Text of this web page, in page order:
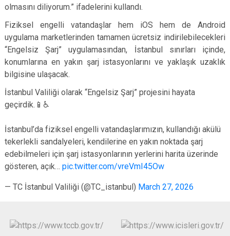
olmasını diliyorum.” ifadelerini kullandı.
Fiziksel engelli vatandaşlar hem iOS hem de Android
uygulama marketlerinden tamamen ücretsiz indirilebilecekleri
“Engelsiz Şarj” uygulamasından, İstanbul sınırları içinde,
konumlarına en yakın şarj istasyonlarını ve yaklaşık uzaklık
bilgisine ulaşacak.
İstanbul Valiliği olarak “Engelsiz Şarj” projesini hayata
geçirdik.📱♿️
İstanbul’da fiziksel engelli vatandaşlarımızın, kullandığı akülü
tekerlekli sandalyeleri, kendilerine en yakın noktada şarj
edebilmeleri için şarj istasyonlarının yerlerini harita üzerinde
gösteren, açık… pic.twitter.com/vreVmI45Ow
— TC İstanbul Valiliği (@TC_istanbul) March 27, 2026